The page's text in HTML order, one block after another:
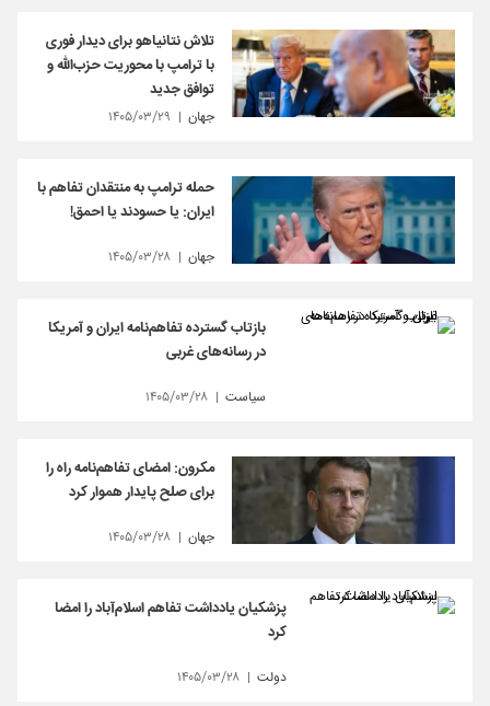
تلاش نتانیاهو برای دیدار فوری
با ترامپ با محوریت حزب‌الله و
توافق جدید
جهان ۱۴۰۵/۰۳/۲۹
حمله ترامپ به منتقدان تفاهم با
ایران: یا حسودند یا احمق!
جهان ۱۴۰۵/۰۳/۲۸
بازتاب گسترده تفاهم‌نامه ایران و آمریکا
در رسانه‌های غربی
سیاست ۱۴۰۵/۰۳/۲۸
مکرون: امضای تفاهم‌نامه راه را
برای صلح پایدار هموار کرد
جهان ۱۴۰۵/۰۳/۲۸
پزشکیان یادداشت تفاهم اسلام‌آباد را امضا
کرد
دولت ۱۴۰۵/۰۳/۲۸